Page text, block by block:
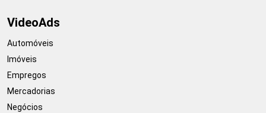
VideoAds
Automóveis
Imóveis
Empregos
Mercadorias
Negócios